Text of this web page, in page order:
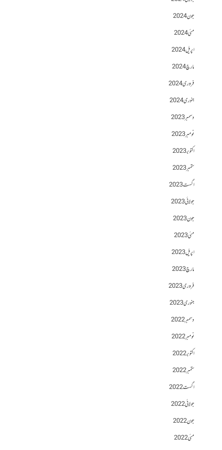
جون 2024
مئی 2024
اپریل 2024
مارچ 2024
فروری 2024
جنوری 2024
دسمبر 2023
نومبر 2023
اکتوبر 2023
ستمبر 2023
اگست 2023
جولائی 2023
جون 2023
مئی 2023
اپریل 2023
مارچ 2023
فروری 2023
جنوری 2023
دسمبر 2022
نومبر 2022
اکتوبر 2022
ستمبر 2022
اگست 2022
جولائی 2022
جون 2022
مئی 2022